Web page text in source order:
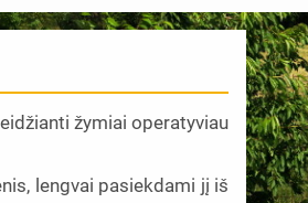
žymiai operatyviau
lengvai pasiekdami jį iš